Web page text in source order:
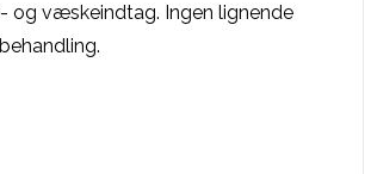
og væskeindtag. Ingen lignende